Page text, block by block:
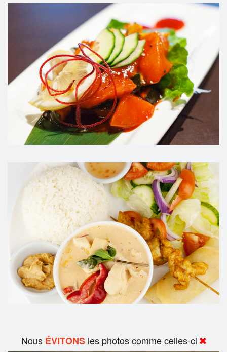
Nous ÉVITONSles photos comme celles-ci